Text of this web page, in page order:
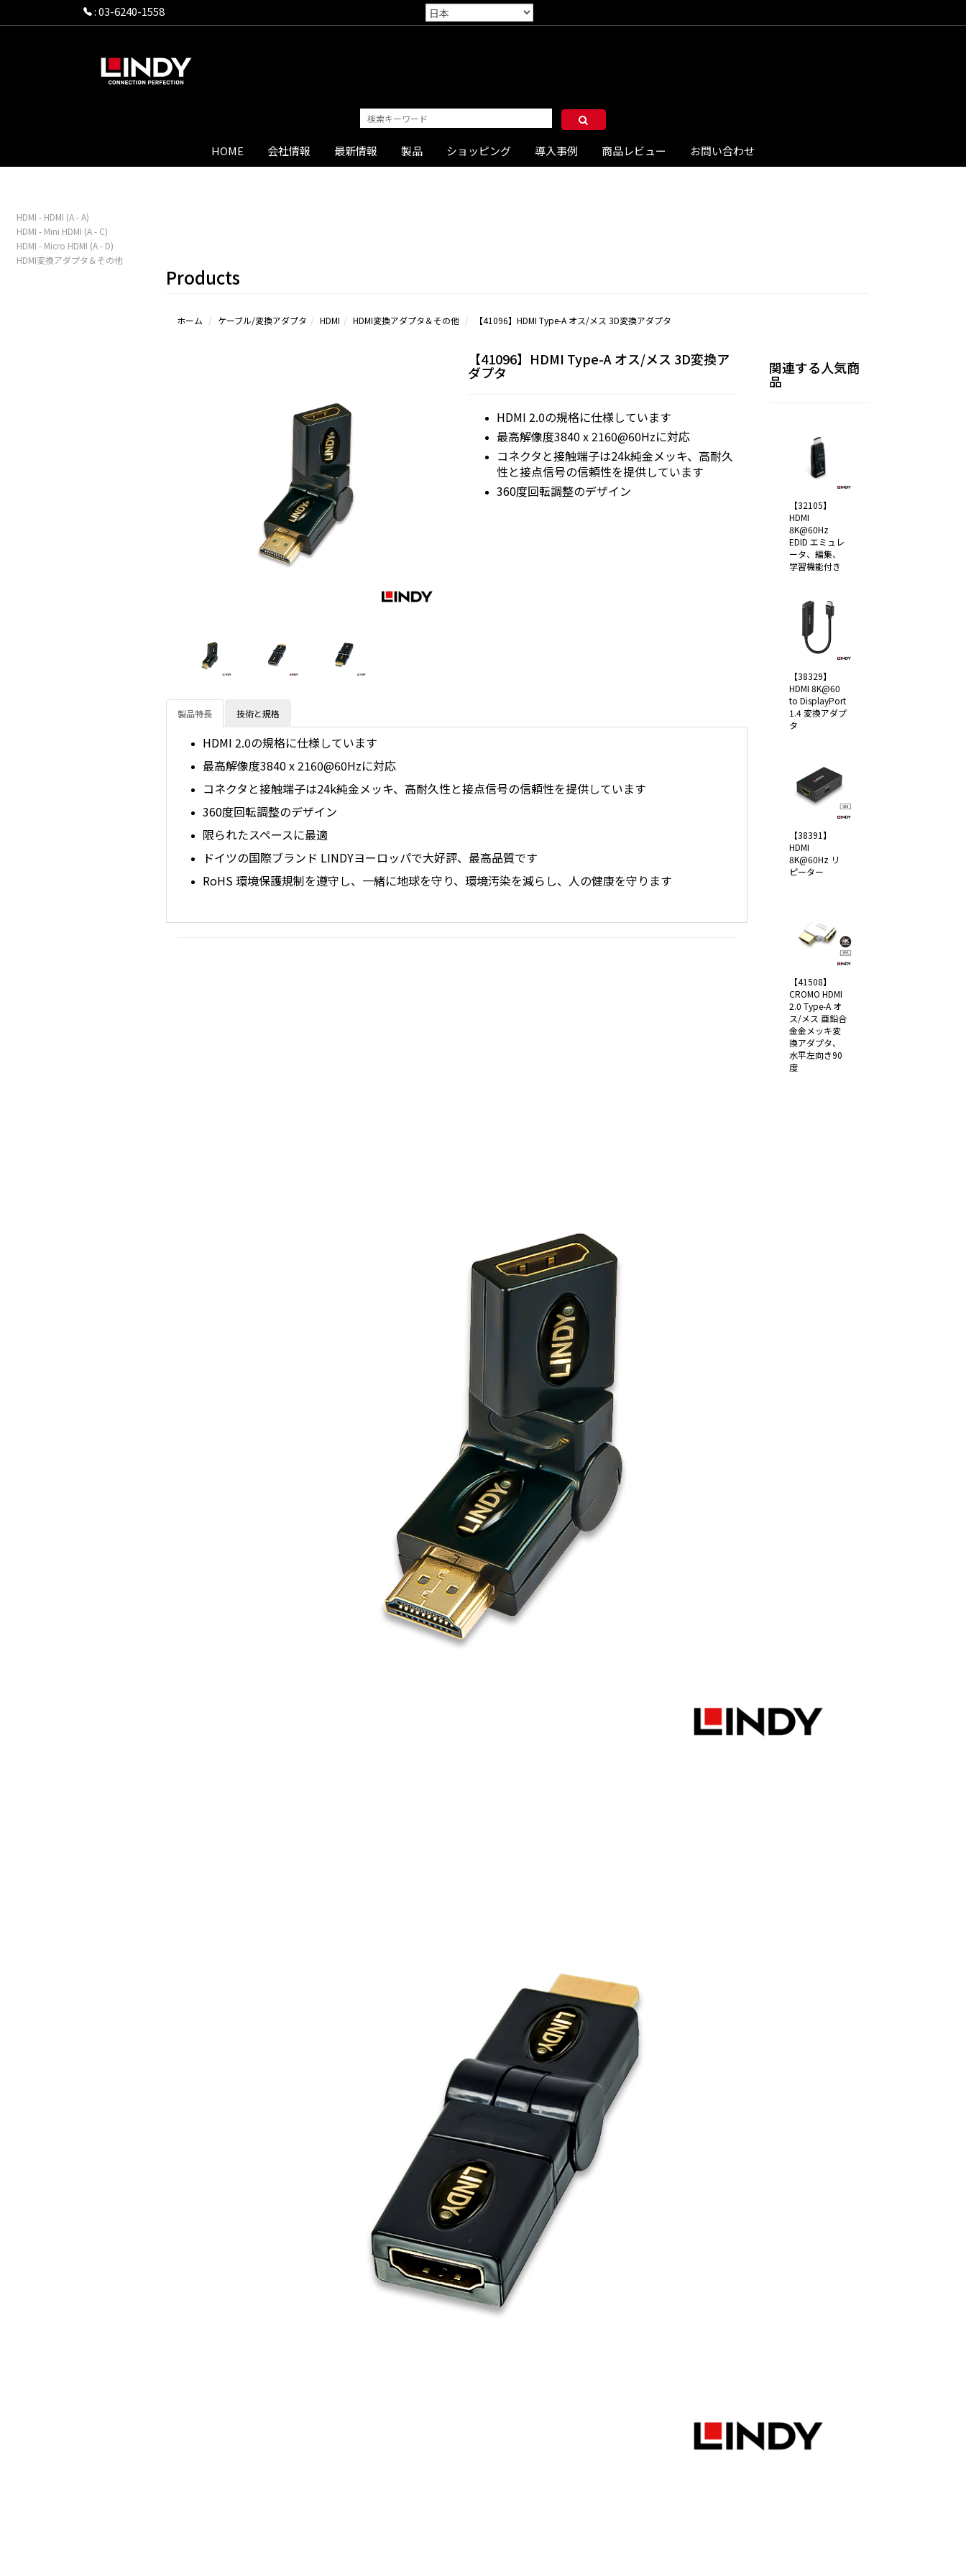
:03-6240-1558
HOME 会社情報 最新情報 製品 ショッピング 導入事例 商品レビュー お問い合わせ
HDMI - HDMI (A - A)
HDMI - Mini HDMI (A - C)
HDMI - Micro HDMI (A - D)
HDMI変換アダプタ＆その他
Products
ホーム ケーブル/変換アダプタ HDMI HDMI変換アダプタ＆その他 【41096】HDMI Type-A オス/メス 3D変換アダプタ
【41096】HDMI Type-A オス/メス 3D変換ア
ダプタ
HDMI 2.0の規格に仕様しています
最高解像度3840 x 2160@60Hzに対応
コネクタと接触端子は24k純金メッキ、高耐久
性と接点信号の信頼性を提供しています
360度回転調整のデザイン
製品特長 技術と規格
HDMI 2.0の規格に仕様しています
最高解像度3840 x 2160@60Hzに対応
コネクタと接触端子は24k純金メッキ、高耐久性と接点信号の信頼性を提供しています
360度回転調整のデザイン
限られたスペースに最適
ドイツの国際ブランド LINDYヨーロッパで大好評、最高品質です
RoHS 環境保護規制を遵守し、一緒に地球を守り、環境汚染を減らし、人の健康を守ります
関連する人気商
品
【32105】
HDMI
8K@60Hz
EDID エミュレ
ータ、編集、
学習機能付き
【38329】
HDMI 8K@60
to DisplayPort
1.4 変換アダプ
タ
【38391】
HDMI
8K@60Hz リ
ピーター
【41508】
CROMO HDMI
2.0 Type-A オ
ス/メス 亜鉛合
金金メッキ変
換アダプタ、
水平左向き90
度